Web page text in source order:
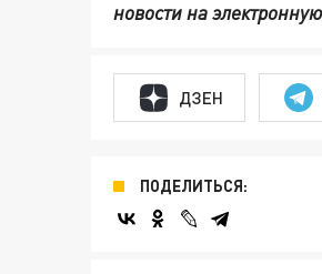
новости на
ДЗЕН
ПОДЕЛИТЬСЯ: